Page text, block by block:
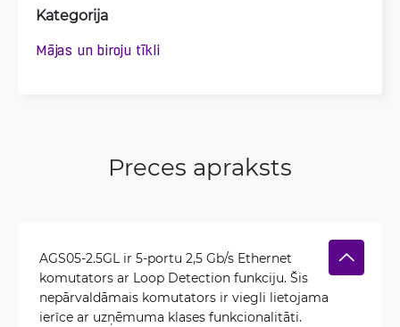
Kategorija
Mājas un biroju tīkli
Preces apraksts
AGS05-2.5GL ir 5-portu 2,5 Gb/s Ethernet
komutators ar Loop Detection funkciju. Šis
nepārvaldāmais komutators ir viegli lietojama
ierīce ar uzņēmuma klases funkcionalitāti.